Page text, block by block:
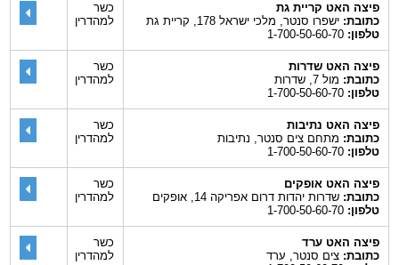
פיצה האט קריית גת
כתובת:ישפרו סנטר, מלכי ישראל 178, קריית גת
טלפון:1-700-50-60-70
כשר
למהדרין
פיצה האט שדרות
כתובת:מול 7, שדרות
טלפון:1-700-50-60-70
כשר
למהדרין
פיצה האט נתיבות
כתובת:מתחם צים סנטר, נתיבות
טלפון:1-700-50-60-70
כשר
למהדרין
פיצה האט אופקים
כתובת:שדרות יהדות דרום אפריקה 14, אופקים
טלפון:1-700-50-60-70
כשר
למהדרין
פיצה האט ערד
כתובת:צים סנטר, ערד
כשר
למהדרין